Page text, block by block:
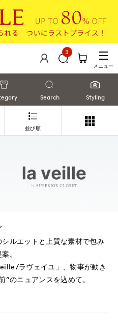
3
メニュー
Search Styling
並び順
ルエットと上質な素材で包み
。
ラヴェイユ」、物事が動き
”のニュアンスを込めて。